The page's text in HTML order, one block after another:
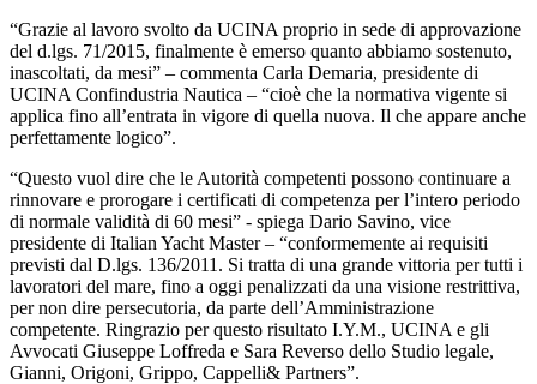
“Grazie al lavoro svolto da UCINA proprio in sede di approvazione
del d.lgs. 71/2015, finalmente è emerso quanto abbiamo sostenuto,
inascoltati, da mesi” – commenta Carla Demaria, presidente di
UCINA Confindustria Nautica – “cioè che la normativa vigente si
applica fino all’entrata in vigore di quella nuova. Il che appare anche
perfettamente logico”.
“Questo vuol dire che le Autorità competenti possono continuare a
rinnovare e prorogare i certificati di competenza per l’intero periodo
di normale validità di 60 mesi” - spiega Dario Savino, vice
presidente di Italian Yacht Master – “conformemente ai requisiti
previsti dal D.lgs. 136/2011. Si tratta di una grande vittoria per tutti i
lavoratori del mare, fino a oggi penalizzati da una visione restrittiva,
per non dire persecutoria, da parte dell’Amministrazione
competente. Ringrazio per questo risultato I.Y.M., UCINA e gli
Avvocati Giuseppe Loffreda e Sara Reverso dello Studio legale,
Gianni, Origoni, Grippo, Cappelli& Partners”.